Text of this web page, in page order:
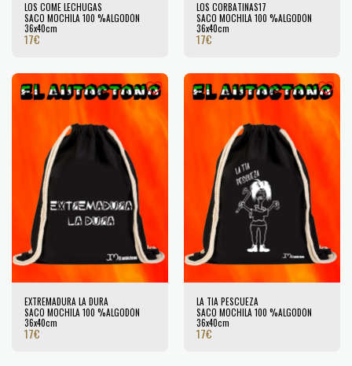
LOS COME LECHUGAS
SACO MOCHILA 100 %ALGODÓN
36x40cm
17€
LOS CORBATINAS17
SACO MOCHILA 100 %ALGODÓN
36x40cm
17€
EXTREMADURA LA DURA
SACO MOCHILA 100 %ALGODÓN
36x40cm
17€
LA TIA PESCUEZA
SACO MOCHILA 100 %ALGODÓN
36x40cm
17€